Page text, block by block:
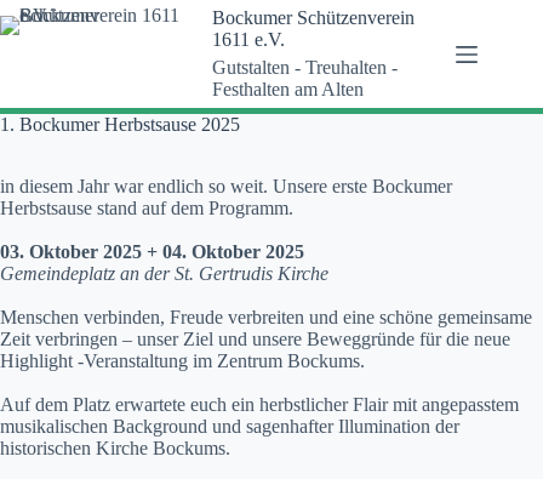
Zum
Inhalt
Bockumer Schützenverein
1611 e.V.
Gutstalten - Treuhalten -
Festhalten am Alten
1. Bockumer Herbstsause 2025
in diesem Jahr war endlich so weit. Unsere erste Bockumer
Herbstsause stand auf dem Programm.
03. Oktober 2025 + 04. Oktober 2025
Gemeindeplatz an der St. Gertrudis Kirche
Menschen verbinden, Freude verbreiten und eine schöne gemeinsame
Zeit verbringen – unser Ziel und unsere Beweggründe für die neue
Highlight -Veranstaltung im Zentrum Bockums.
Auf dem Platz erwartete euch ein herbstlicher Flair mit angepasstem
musikalischen Background und sagenhafter Illumination der
historischen Kirche Bockums.